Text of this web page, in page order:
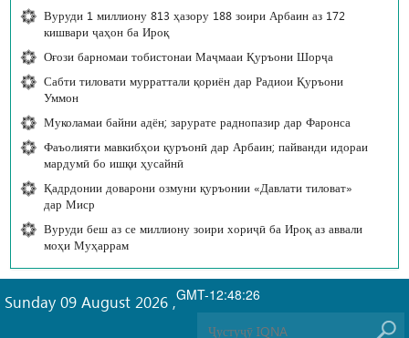
Вуруди 1 миллиону 813 ҳазору 188 зоири Арбаин аз 172
кишвари ҷаҳон ба Ироқ
Оғози барномаи тобистонаи Маҷмааи Қуръони Шорҷа
Сабти тиловати мурраттали қориён дар Радиои Қуръони
Уммон
Муколамаи байни адён; зарурате раднопазир дар Фаронса
Фаъолияти мавкибҳои қуръонӣ дар Арбаин; пайванди идораи
мардумӣ бо ишқи ҳусайнӣ
Қадрдонии доварони озмуни қуръонии «Давлати тиловат»
дар Миср
Вуруди беш аз се миллиону зоири хориҷӣ ба Ироқ аз аввали
моҳи Муҳаррам
GMT-12:48:26
Sunday 09 August 2026 ,